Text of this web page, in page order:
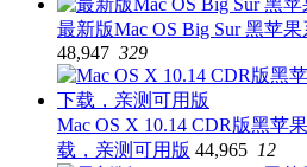
最新版Mac OS Big Sur 黑苹
48,947 329
Mac OS X 10.14 CDR版黑苹
载，亲测可用版 44,965 12